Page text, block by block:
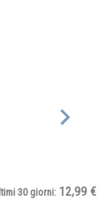
30 giorni: 12,99 €